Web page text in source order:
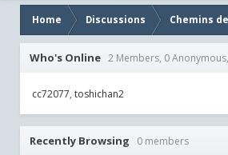
Home Discussions Chemins
Who's Online 2 Members, 0
cc72077 toshichan2
Recently Browsing 0 members